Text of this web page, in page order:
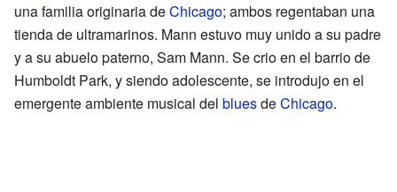
una familia originaria deChicago; ambos regentaban una
tienda de ultramarinos. Mann estuvo muy unido a su padre
y a su abuelo paterno, Sam Mann. Se crio en el barrio de
Humboldt Park, y siendo adolescente, se introdujo en el
emergente ambiente musical del bluesdeChicago.